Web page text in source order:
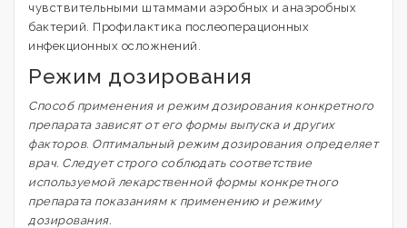
чувствительными штаммами аэробных и анаэробных
бактерий. Профилактика послеоперационных
инфекционных осложнений.
Режим дозирования
Способ применения и режим дозирования конкретного
препарата зависят от его формы выпуска и других
факторов. Оптимальный режим дозирования определяет
врач. Следует строго соблюдать соответствие
используемой лекарственной формы конкретного
препарата показаниям к применению и режиму
дозирования.